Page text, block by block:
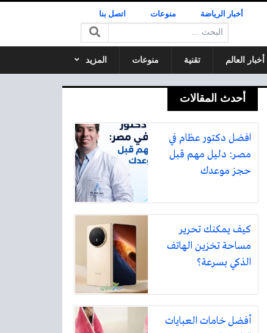
أخبار الرياضة منوعات اتصل بنا
البحث:
أخبار العالم تقنية منوعات المزيد
أحدث المقالات
افضل دكتور عظام في
مصر: دليل مهم قبل
حجز موعدك
كيف يمكنك تحرير
مساحة تخزين الهاتف
الذكي بسرعة؟
أفضل خامات العبايات